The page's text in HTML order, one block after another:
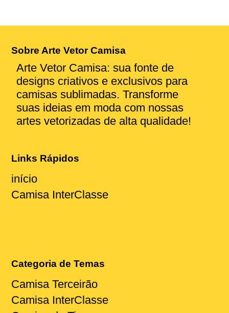
Sobre Arte Vetor Camisa
Arte Vetor Camisa: sua fonte de
designs criativos e exclusivos para
camisas sublimadas. Transforme
suas ideias em moda com nossas
artes vetorizadas de alta qualidade!
Links Rápidos
início
Camisa InterClasse
Categoria de Temas
Camisa Terceirão
Camisa InterClasse